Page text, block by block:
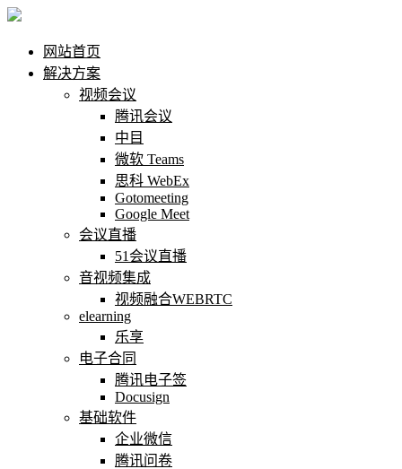
网站首页
解决方案
视频会议
腾讯会议
中目
微软 Teams
思科 WebEx
Gotomeeting
Google Meet
会议直播
51会议直播
音视频集成
视频融合WEBRTC
elearning
乐享
电子合同
腾讯电子签
Docusign
基础软件
企业微信
腾讯问卷